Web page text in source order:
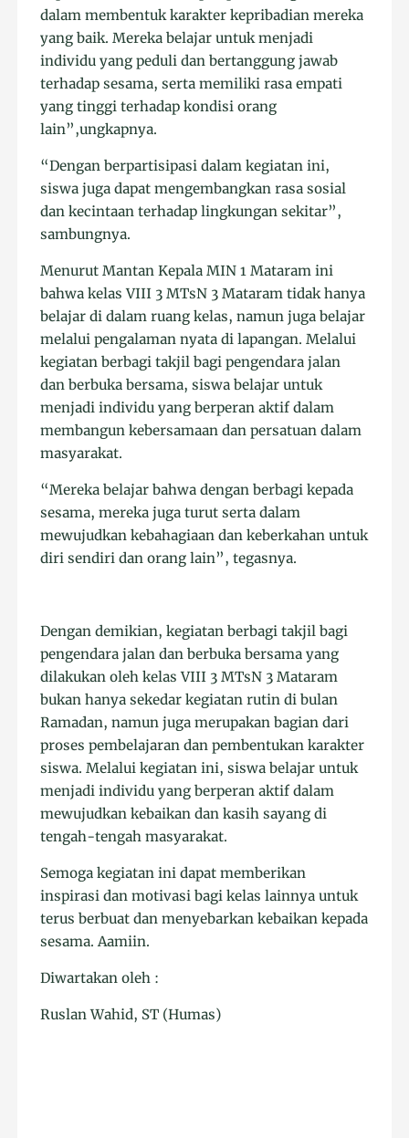
dalam membentuk karakter kepribadian mereka
yang baik. Mereka belajar untuk menjadi
individu yang peduli dan bertanggung jawab
terhadap sesama, serta memiliki rasa empati
yang tinggi terhadap kondisi orang
lain”,ungkapnya.
“Dengan berpartisipasi dalam kegiatan ini,
siswa juga dapat mengembangkan rasa sosial
dan kecintaan terhadap lingkungan sekitar”,
sambungnya.
Menurut Mantan Kepala MIN 1 Mataram ini
bahwa kelas VIII 3 MTsN 3 Mataram tidak hanya
belajar di dalam ruang kelas, namun juga belajar
melalui pengalaman nyata di lapangan. Melalui
kegiatan berbagi takjil bagi pengendara jalan
dan berbuka bersama, siswa belajar untuk
menjadi individu yang berperan aktif dalam
membangun kebersamaan dan persatuan dalam
masyarakat.
“Mereka belajar bahwa dengan berbagi kepada
sesama, mereka juga turut serta dalam
mewujudkan kebahagiaan dan keberkahan untuk
diri sendiri dan orang lain”, tegasnya.
Dengan demikian, kegiatan berbagi takjil bagi
pengendara jalan dan berbuka bersama yang
dilakukan oleh kelas VIII 3 MTsN 3 Mataram
bukan hanya sekedar kegiatan rutin di bulan
Ramadan, namun juga merupakan bagian dari
proses pembelajaran dan pembentukan karakter
siswa. Melalui kegiatan ini, siswa belajar untuk
menjadi individu yang berperan aktif dalam
mewujudkan kebaikan dan kasih sayang di
tengah-tengah masyarakat.
Semoga kegiatan ini dapat memberikan
inspirasi dan motivasi bagi kelas lainnya untuk
terus berbuat dan menyebarkan kebaikan kepada
sesama. Aamiin.
Diwartakan oleh :
Ruslan Wahid, ST (Humas)